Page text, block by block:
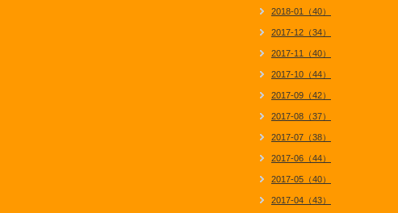
2018-01（40）
2017-12（34）
2017-11（40）
2017-10（44）
2017-09（42）
2017-08（37）
2017-07（38）
2017-06（44）
2017-05（40）
2017-04（43）